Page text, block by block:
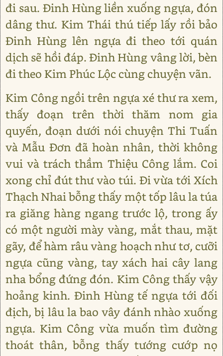
đi sau. Đinh Hùng liền xuống ngựa, đón
dâng thư. Kim Thái thú tiếp lấy rồi bảo
Đinh Hùng lên ngựa đi theo tới quán
dịch sẽ hồi đáp. Đinh Hùng vâng lời, bèn
đi theo Kim Phúc Lộc cùng chuyện vãn.
Kim Công ngồi trên ngựa xé thư ra xem,
thấy đoạn trên thời thăm nom gia
quyến, đoạn dưới nói chuyện Thi Tuấn
và Mẫu Đơn đã hoàn nhân, thời không
vui và trách thầm Thiệu Công lắm. Coi
xong chỉ đút thư vào túi. Đi vừa tới Xích
Thạch Nhai bỗng thấy một tốp lâu la túa
ra giăng hàng ngang trước lộ, trong ấy
có một người mày vàng, mắt thau, mặt
gãy, để hàm râu vàng hoạch như tơ, cưỡi
ngựa cũng vàng, tay xách hai cây lang
nha bổng đứng đón. Kim Công thấy vậy
hoảng kinh. Đinh Hùng tế ngựa tới đối
địch, bị lâu la bao vây đánh nhào xuống
ngựa. Kim Công vừa muốn tìm đường
thoát thân, bỗng thấy tướng cướp nọ